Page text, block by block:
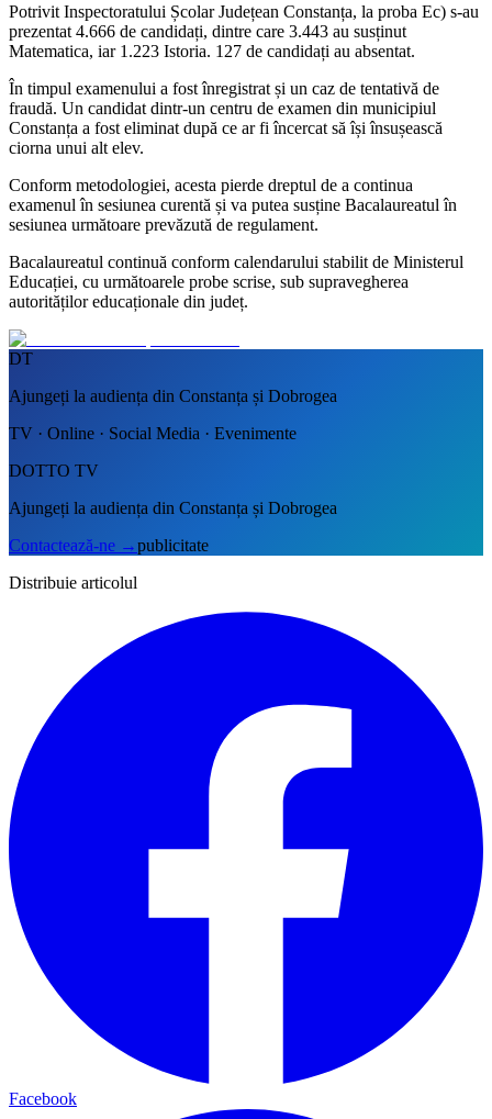
Potrivit Inspectoratului Școlar Județean Constanța, la proba Ec) s-au
prezentat 4.666 de candidați, dintre care 3.443 au susținut
Matematica, iar 1.223 Istoria. 127 de candidați au absentat.
În timpul examenului a fost înregistrat și un caz de tentativă de
fraudă. Un candidat dintr-un centru de examen din municipiul
Constanța a fost eliminat după ce ar fi încercat să își însușească
ciorna unui alt elev.
Conform metodologiei, acesta pierde dreptul de a continua
examenul în sesiunea curentă și va putea susține Bacalaureatul în
sesiunea următoare prevăzută de regulament.
Bacalaureatul continuă conform calendarului stabilit de Ministerul
Educației, cu următoarele probe scrise, sub supravegherea
autorităților educaționale din județ.
DT
Ajungeți la audiența din Constanța și Dobrogea
TV · Online · Social Media · Evenimente
DOTTO TV
Ajungeți la audiența din Constanța și Dobrogea
Contactează-ne →publicitate
Distribuie articolul
Facebook